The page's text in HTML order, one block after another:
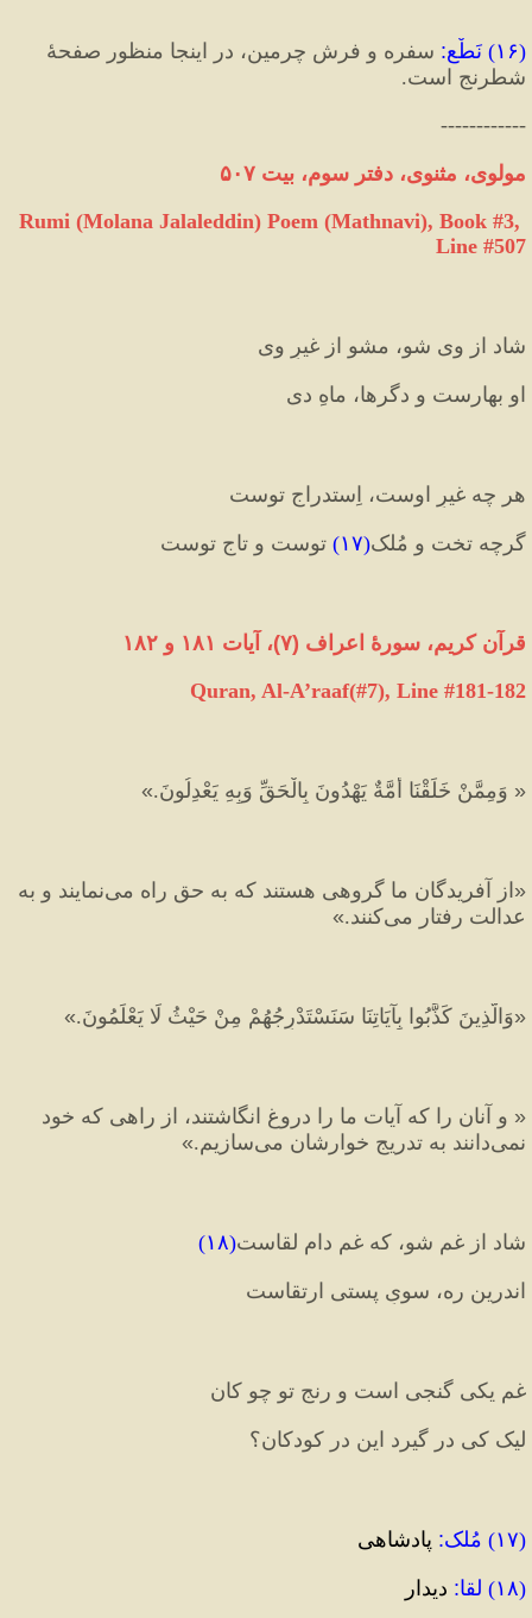
(۱۶) نَطْع:
شطرنج است.
------------
مولوی، مثنوی، دفتر سوم، بیت ۵۰۷
Rumi (Molana Jalaleddin) Poem (Mathnavi), Book #3,
Line #507
شاد از وی شو، مشو از غیرِ وی
او بهارست و دگرها، ماهِ دی
هر چه غیرِ اوست، اِستدراجِ توست
گرچه تخت و مُلک(۱۷) توست و تاجِ توست
قرآن کریم، سورهٔ اعراف (۷)، آیات ۱۸۱ و ۱۸۲
Quran, Al-A’raaf(#7), Line #181-182
« وَمِمَّنْ خَلَقْنَا أُمَّةٌ يَهْدُونَ بِالْحَقِّ وَبِهِ يَعْدِلُونَ.»
«
عدالت رفتار مى‌كنند.
»
«وَالَّذِينَ كَذَّبُوا بِآيَاتِنَا سَنَسْتَدْرِجُهُمْ مِنْ حَيْثُ لَا يَعْلَمُونَ.»
«
نمى‌دانند به تدريج خوارشان مى‌سازيم.
»
شاد از غم شو، که غم دامِ لقاست(۱۸)
اندرین ره، سویِ پستی ارتقاست
غم ‌یکی‌ گنجی‌ است ‌و رنج تو چو کان
لیک کی در گیرد این در کودکان؟
(۱۷) مُلک: پادشاهی
(۱۸) لقا: دیدار